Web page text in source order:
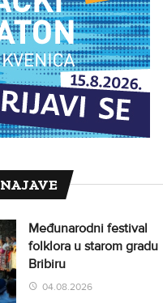
NAJAVE
Međunarodni festival
folklora u starom gradu
Bribiru
04.08.2026